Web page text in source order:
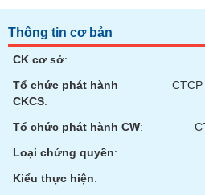
Thông tin cơ bản
CK cơ sở:
Tổ chức phát hành
CKCS:
Tổ chức phát hành CW:
Loại chứng quyền:
Kiểu thực hiện:
Mã
chứng
(-)
Lãnh
đạo
(-)